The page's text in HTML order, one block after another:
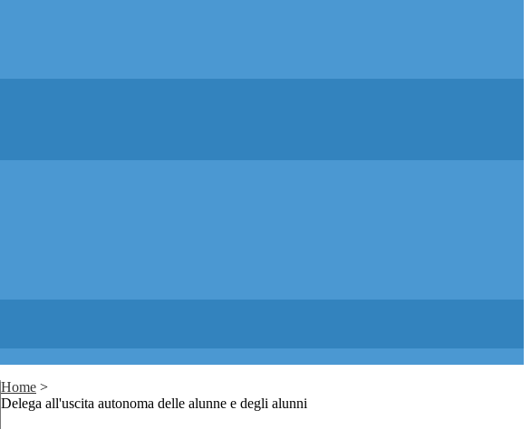
Home >
Delega all'uscita autonoma delle alunne e degli alunni